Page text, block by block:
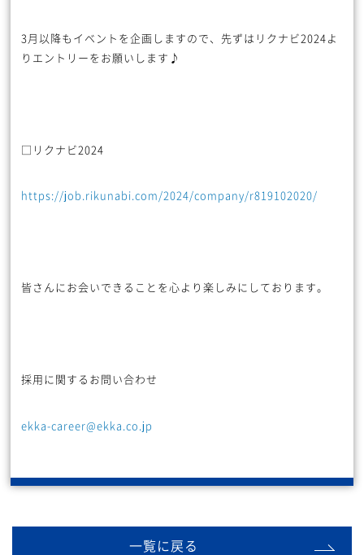
3月以降もイベントを企画しますので、先ずはリクナビ2024よ
りエントリーをお願いします♪
□リクナビ2024
https://job.rikunabi.com/2024/company/r819102020/
皆さんにお会いできることを心より楽しみにしております。
採用に関するお問い合わせ
ekka-career@ekka.co.jp
一覧に戻る